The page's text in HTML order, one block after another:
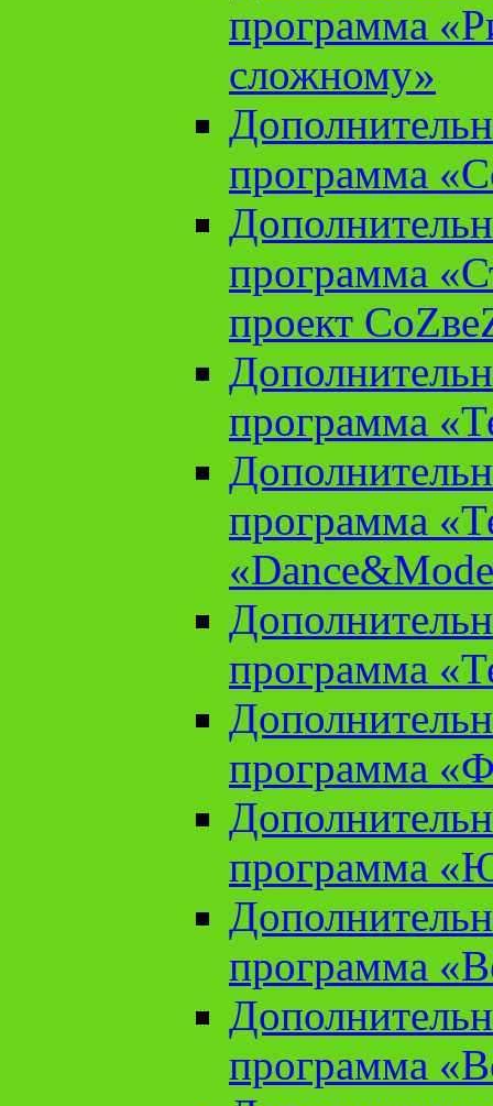
программа
сложному»
программа
программа
проект
программа
программа
программа
программа
программа
программа
программа